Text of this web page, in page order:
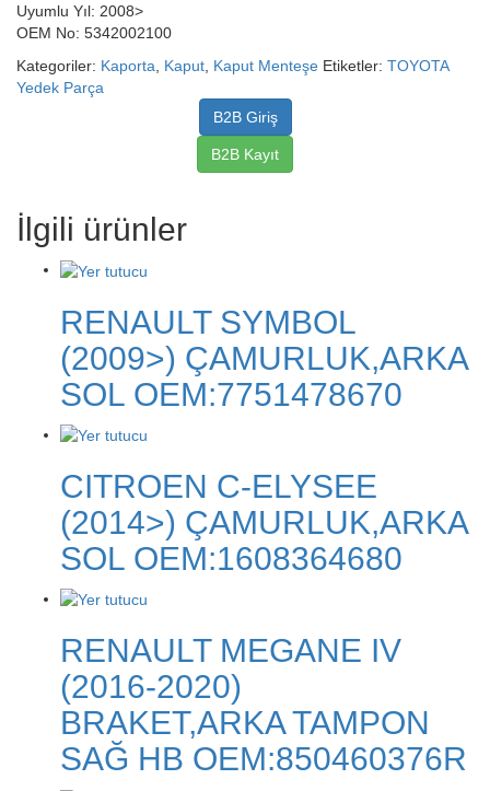
Uyumlu Yıl: 2008>
OEM No: 5342002100
Kategoriler: Kaporta, Kaput, Kaput Menteşe Etiketler: TOYOTA
Yedek Parça
B2B Giriş
B2B Kayıt
İlgili ürünler
RENAULT SYMBOL
(2009>) ÇAMURLUK,ARKA
SOL OEM:7751478670
CITROEN C-ELYSEE
(2014>) ÇAMURLUK,ARKA
SOL OEM:1608364680
RENAULT MEGANE IV
(2016-2020)
BRAKET,ARKA TAMPON
SAĞ HB OEM:850460376R